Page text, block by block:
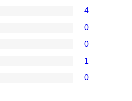
4
0
0
1
0